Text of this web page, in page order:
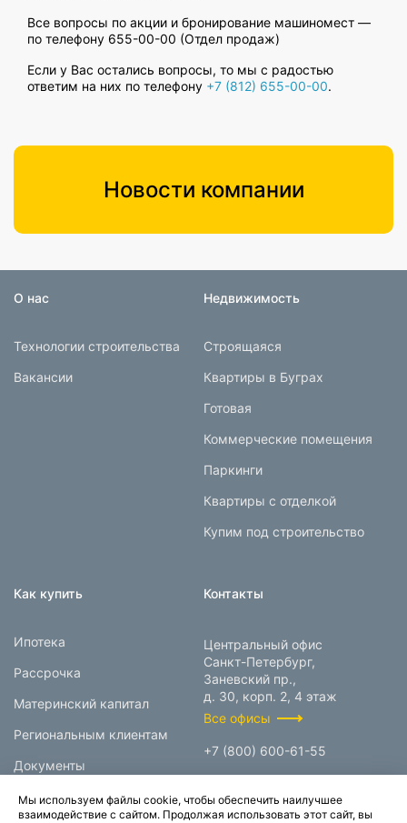
Все вопросы по акции и бронирование машиномест —
по телефону 655-00-00 (Отдел продаж)
Если у Вас остались вопросы, то мы с радостью
ответим на них по телефону +7 (812) 655-00-00.
Новости компании
О нас
Технологии строительства
Вакансии
Недвижимость
Строящаяся
Квартиры в Буграх
Готовая
Коммерческие помещения
Паркинги
Квартиры с отделкой
Купим под строительство
Как купить
Ипотека
Рассрочка
Материнский капитал
Региональным клиентам
Документы
Контакты
Центральный офис
Санкт-Петербург,
Заневский пр.,
д. 30, корп. 2, 4 этаж
Все офисы
+7 (800) 600-61-55
Мы используем файлы cookie, чтобы обеспечить наилучшее
взаимодействие с сайтом. Продолжая использовать этот сайт, вы